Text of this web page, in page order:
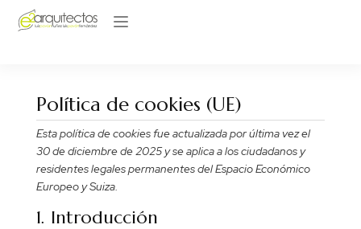
Política de cookies (UE)
Esta política de cookies fue actualizada por última vez el
30 de diciembre de 2025 y se aplica a los ciudadanos y
residentes legales permanentes del Espacio Económico
Europeo y Suiza.
1. Introducción